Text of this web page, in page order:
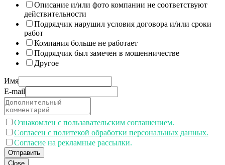
Описание и/или фото компании не соответствуют
действительности
Подрядчик нарушил условия договора и/или сроки
работ
Компания больше не работает
Подрядчик был замечен в мошенничестве
Другое
Имя
E-mail
Ознакомлен с пользавательским соглашением.
Согласен с политекой обработки персональных данных.
Согласие на рекламные рассылки.
Отправить
Close